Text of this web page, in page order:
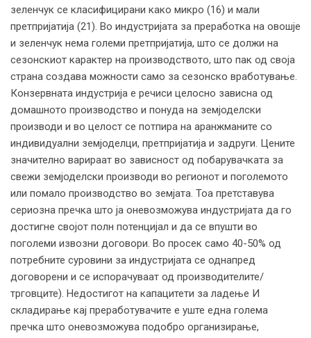
зеленчук се класифицирани како микро (16) и мали
претпријатија (21). Во индустријата за преработка на овошје
и зеленчук нема големи претпријатија, што се должи на
сезонскиот карактер на производството, што пак од своја
страна создава можности само за сезонско вработување.
Конзервната индустрија е речиси целосно зависна од
домашното производство и понуда на земјоделски
производи и во целост се потпира на аранжманите со
индивидуални земјоделци, претпријатија и задруги. Цените
значително варираат во зависност од побарувачката за
свежи земјоделски производи во регионот и поголемото
или помало производство во земјата. Тоа претставува
сериозна пречка што ја оневозможува индустријата да го
достигне својот полн потенцијал и да се впушти во
поголеми извозни договори. Во просек само 40-50% од
потребните суровини за индустријата се однапред
договорени и се испорачуваат од производителите/
трговците). Недостигот на капацитети за ладење И
складирање кај преработувачите е уште една голема
пречка што оневозможува подобро организирање,